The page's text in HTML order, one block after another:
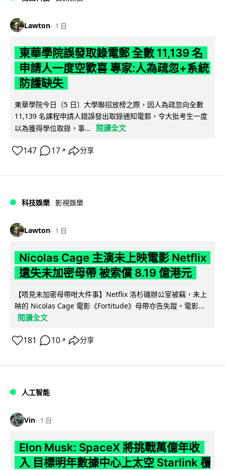
Lawton 1 日
東華學院誤發取錄電郵 全數 11,139 名
申請人一度空歡喜 專家:人為疏忽+系統
防護缺失
東華學院今日（5 日）大學聯招放榜之際，因人為疏忽向全數
11,139 名課程申請人錯誤發出取錄通知電郵，令大批考生一度
以為獲得學位取錄，事...
閱讀全文
147 17 ↗ 分享
科技娛樂 影視娛樂
Lawton 1 日
Nicolas Cage 主演未上映電影 Netflix
遺失未加密母帶 被索償 8.19 億港元
【唔見未加密母帶咁大件事】Netflix 洛杉磯辦公室被竊，未上
映的 Nicolas Cage 電影《Fortitude》母帶亦告失蹤。電影...
閱讀全文
181 10 ↗ 分享
人工智能
Vin 1 日
Elon Musk: SpaceX 將挑戰萬億年收
入 目標明年數據中心上太空 Starlink 覆